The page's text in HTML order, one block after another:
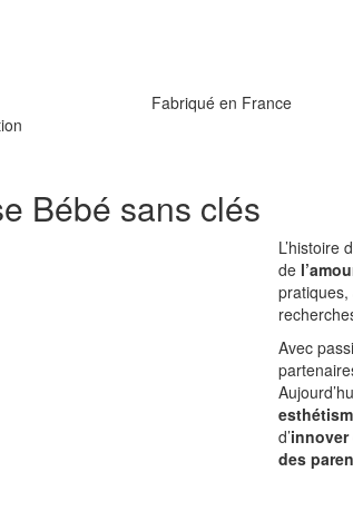
Fabriqué en France
Bébé sans clés
L’histoire
de
Avec
d’
des